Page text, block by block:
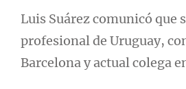
Luis Suárez comunicó que
profesional de Uruguay,
Barcelona y actual colega
Notas Notas